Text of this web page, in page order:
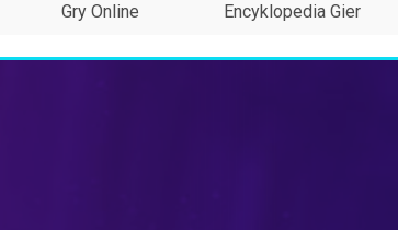
Gry Online Encyklopedia Gier